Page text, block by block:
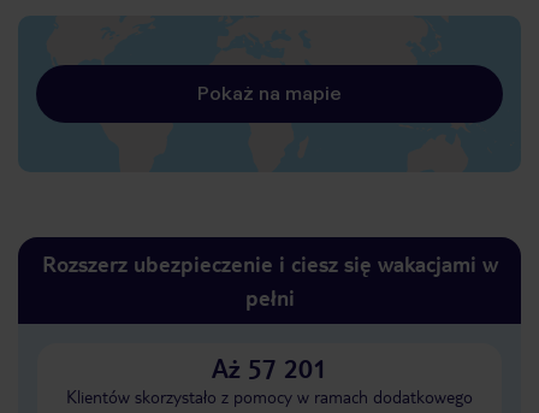
Pokaż na mapie
Rozszerz ubezpieczenie i ciesz się wakacjami w
pełni
Aż 57 201
Klientów skorzystało z pomocy w ramach dodatkowego